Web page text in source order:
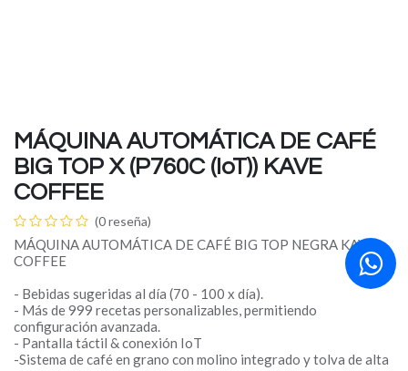
MÁQUINA AUTOMÁTICA DE CAFÉ
BIG TOP X (P760C (IoT)) KAVE
COFFEE
(0 reseña)
MÁQUINA AUTOMÁTICA DE CAFÉ BIG TOP NEGRA KAVE
COFFEE
- Bebidas sugeridas al día (70 - 100 x día).
- Más de 999 recetas personalizables, permitiendo
configuración avanzada.
- Pantalla táctil & conexión IoT
-Sistema de café en grano con molino integrado y tolva de alta